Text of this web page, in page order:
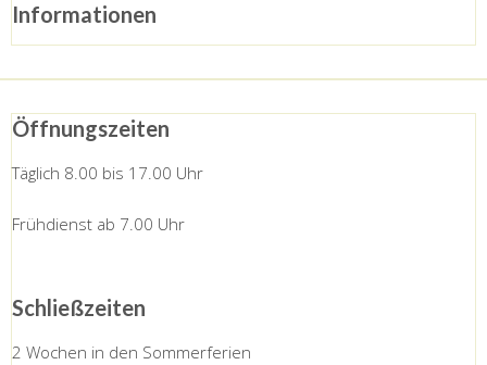
Informationen
Öffnungszeiten
Täglich 8.00 bis 17.00 Uhr
Frühdienst ab 7.00 Uhr
Schließzeiten
2 Wochen in den Sommerferien